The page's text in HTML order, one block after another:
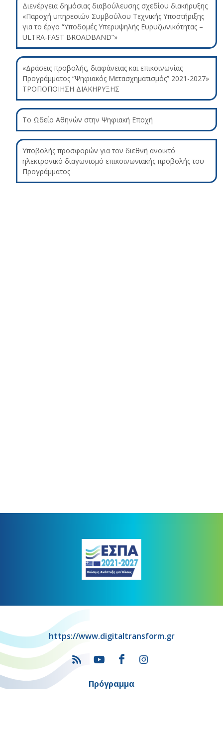
Διενέργεια δημόσιας διαβούλευσης σχεδίου διακήρυξης
«Παροχή υπηρεσιών Συμβούλου Τεχνικής Υποστήριξης
για το έργο “Υποδομές Υπερυψηλής Ευρυζωνικότητας –
ULTRA-FAST BROADBAND”»
«Δράσεις προβολής, διαφάνειας και επικοινωνίας
Προγράμματος “Ψηφιακός Μετασχηματισμός” 2021-2027»
ΤΡΟΠΟΠΟΙΗΣΗ ΔΙΑΚΗΡΥΞΗΣ
Το Ωδείο Αθηνών στην Ψηφιακή Εποχή
Υποβολής προσφορών για τον διεθνή ανοικτό
ηλεκτρονικό διαγωνισμό επικοινωνιακής προβολής του
Προγράμματος
https://www.digitaltransform.gr
Πρόγραμμα